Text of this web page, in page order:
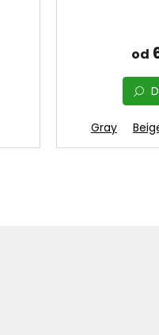
od
Gray